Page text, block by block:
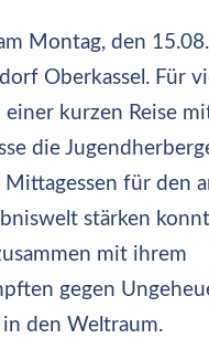
Montag, den
Oberkassel. Für
kurzen Reise
die
für den
stärken
mit ihrem
gegen
den Weltraum.